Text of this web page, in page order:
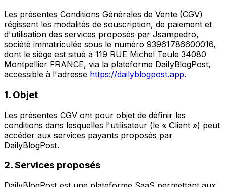
Les présentes Conditions Générales de Vente (CGV)
régissent les modalités de souscription, de paiement et
d'utilisation des services proposés par Jsampedro,
société immatriculée sous le numéro 93961786600016,
dont le siège est situé à 119 RUE Michel Teule 34080
Montpellier FRANCE, via la plateforme DailyBlogPost,
accessible à l'adresse https://dailyblogpost.app.
1. Objet
Les présentes CGV ont pour objet de définir les
conditions dans lesquelles l'utilisateur (le « Client ») peut
accéder aux services payants proposés par
DailyBlogPost.
2. Services proposés